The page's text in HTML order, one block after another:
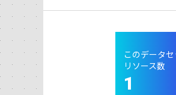
このデータ
リソース数
1